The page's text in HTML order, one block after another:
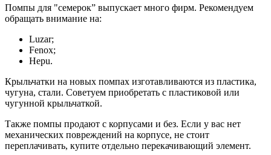
Помпы для "семерок” выпускает много фирм. Рекомендуем
обращать внимание на:
Luzar;
Fenox;
Hepu.
Крыльчатки на новых помпах изготавливаются из пластика,
чугуна, стали. Советуем приобретать с пластиковой или
чугунной крыльчаткой.
Также помпы продают с корпусами и без. Если у вас нет
механических повреждений на корпусе, не стоит
переплачивать, купите отдельно перекачивающий элемент.